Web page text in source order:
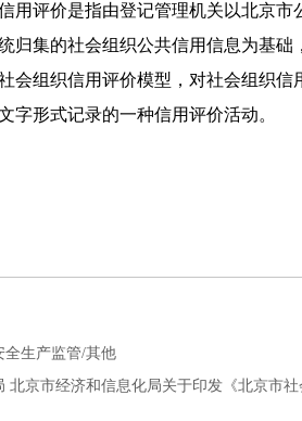
评价是指由登记管理机关以北京市
归集的社会组织公共信用信息为基础
会组织信用评价模型，对社会组织信
字形式记录的一种信用评价活动。
全生产监管/其他
北京市经济和信息化局关于印发《北京市